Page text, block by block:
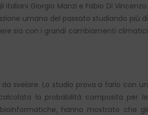
Giorgio Manzi e Fabio Di Vincenzo.
umana del passato studiando più di
sia con i grandi cambiamenti climatici
svelare. Lo studio prova a farlo con un
la probabilità composita per le
hanno mostrato che gli